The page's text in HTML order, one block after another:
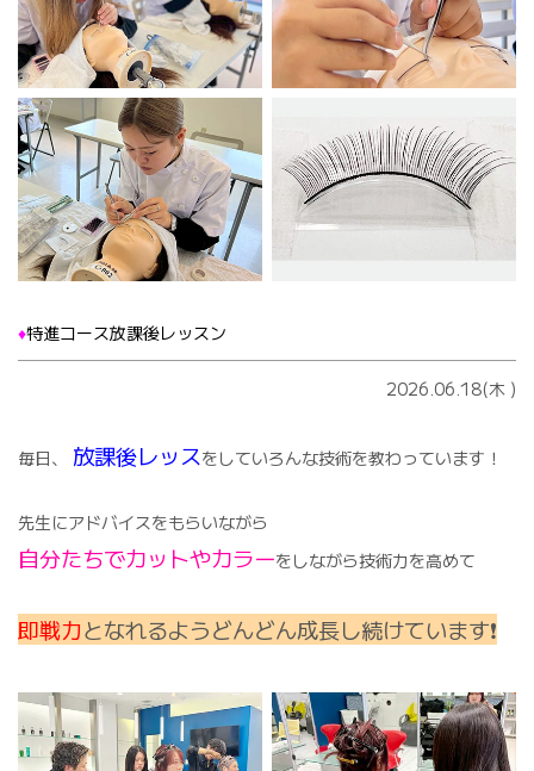
♦️特進コース放課後レッスン
2026.06.18(木 )
毎日、 放課後レッスをしていろんな技術を教わっています！
先生にアドバイスをもらいながら
自分たちでカットやカラーをしながら技術力を高めて
即戦力となれるようどんどん成長し続けています❗️